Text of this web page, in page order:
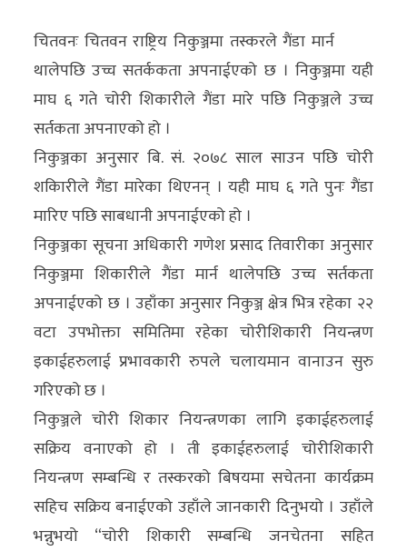
अर्थ/
वाणिज्य
मनाेरञ्जन
विज्ञान
प्रविधि
अन्तरर्वार्ता
विचार/
ब्लग
खेलकुद
रोचक
अन्य
क्लिक
खबर
विशेष
चितवनः चितवन राष्ट्रिय निकुञ्जमा तस्करले गैंडा मार्न
थालेपछि उच्च सतर्ककता अपनाईएको छ । निकुञ्जमा यही
माघ ६ गते चोरी शिकारीले गैंडा मारे पछि निकुञ्जले उच्च
सर्तकता अपनाएको हो ।
निकुञ्जका अनुसार बि. सं. २०७८ साल साउन पछि चोरी
शकिारीले गैंडा मारेका थिएनन् । यही माघ ६ गते पुनः गैंडा
मारिए पछि साबधानी अपनाईएको हो ।
निकुञ्जका सूचना अधिकारी गणेश प्रसाद तिवारीका अनुसार
निकुञ्जमा शिकारीले गैंडा मार्न थालेपछि उच्च सर्तकता
अपनाईएको छ । उहाँका अनुसार निकुञ्ज क्षेत्र भित्र रहेका २२
वटा उपभोक्ता समितिमा रहेका चोरीशिकारी नियन्त्रण
इकाईहरुलाई प्रभावकारी रुपले चलायमान वानाउन सुरु
गरिएको छ ।
निकुञ्जले चोरी शिकार नियन्त्रणका लागि इकाईहरुलाई
सक्रिय वनाएको हो । ती इकाईहरुलाई चोरीशिकारी
नियन्त्रण सम्बन्धि र तस्करको बिषयमा सचेतना कार्यक्रम
सहिच सक्रिय बनाईएको उहाँले जानकारी दिनुभयो । उहाँले
भन्नुभयो “चोरी शिकारी सम्बन्धि जनचेतना सहित